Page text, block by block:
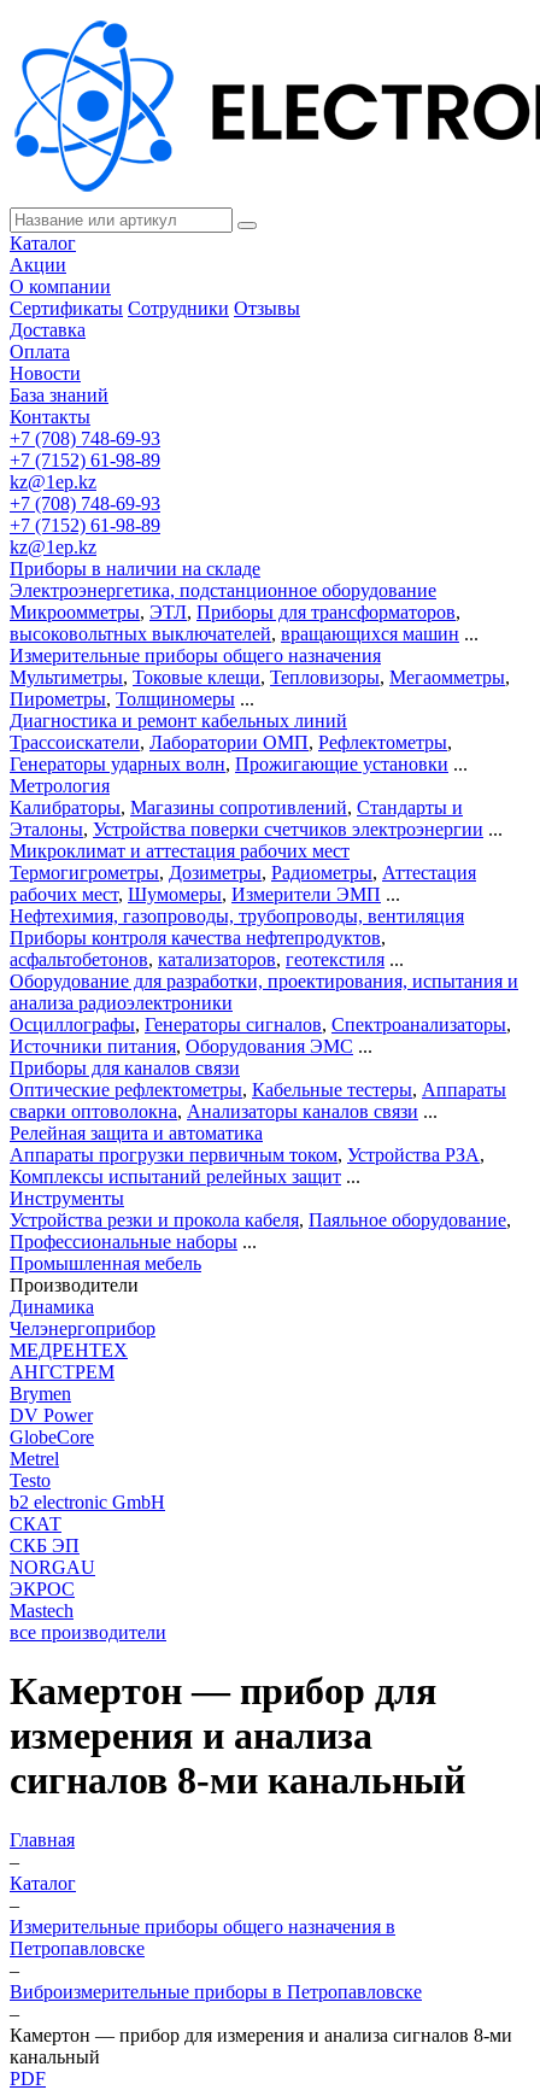
Каталог
Акции
О компании
Сертификаты Сотрудники Отзывы
Доставка
Оплата
Новости
База знаний
Контакты
+7 (708) 748-69-93
+7 (7152) 61-98-89
kz@1ep.kz
+7 (708) 748-69-93
+7 (7152) 61-98-89
kz@1ep.kz
Приборы в наличии на складе
Электроэнергетика, подстанционное оборудование
Микроомметры, ЭТЛ, Приборы для трансформаторов,
высоковольтных выключателей, вращающихся машин ...
Измерительные приборы общего назначения
Мультиметры, Токовые клещи, Тепловизоры, Мегаомметры,
Пирометры, Толщиномеры ...
Диагностика и ремонт кабельных линий
Трассоискатели, Лаборатории ОМП, Рефлектометры,
Генераторы ударных волн, Прожигающие установки ...
Метрология
Калибраторы, Магазины сопротивлений, Стандарты и
Эталоны, Устройства поверки счетчиков электроэнергии ...
Микроклимат и аттестация рабочих мест
Термогигрометры, Дозиметры, Радиометры, Аттестация
рабочих мест, Шумомеры, Измерители ЭМП ...
Нефтехимия, газопроводы, трубопроводы, вентиляция
Приборы контроля качества нефтепродуктов,
асфальтобетонов, катализаторов, геотекстиля ...
Оборудование для разработки, проектирования, испытания и
анализа радиоэлектроники
Осциллографы, Генераторы сигналов, Спектроанализаторы,
Источники питания, Оборудования ЭМС ...
Приборы для каналов связи
Оптические рефлектометры, Кабельные тестеры, Аппараты
сварки оптоволокна, Анализаторы каналов связи ...
Релейная защита и автоматика
Аппараты прогрузки первичным током, Устройства РЗА,
Комплексы испытаний релейных защит ...
Инструменты
Устройства резки и прокола кабеля, Паяльное оборудование,
Профессиональные наборы ...
Промышленная мебель
Производители
Динамика
Челэнергоприбор
МЕДРЕНТЕХ
АНГСТРЕМ
Brymen
DV Power
GlobeCore
Metrel
Testo
b2 electronic GmbH
СКАТ
СКБ ЭП
NORGAU
ЭКРОС
Mastech
все производители
Камертон — прибор для
измерения и анализа
сигналов 8-ми канальный
Главная
–
Каталог
–
Измерительные приборы общего назначения в
Петропавловске
–
Виброизмерительные приборы в Петропавловске
–
Камертон — прибор для измерения и анализа сигналов 8-ми
канальный
PDF